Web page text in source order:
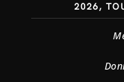
2026,